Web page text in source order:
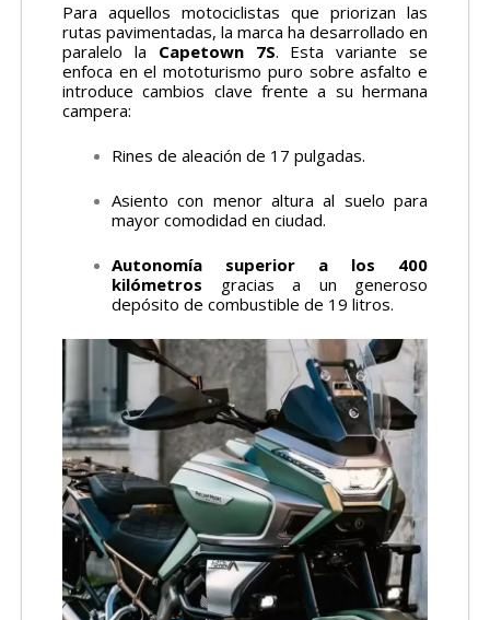
Para aquellos motociclistas que priorizan las
rutas pavimentadas, la marca ha desarrollado en
paralelo la Capetown 7S. Esta variante se
enfoca en el mototurismo puro sobre asfalto e
introduce cambios clave frente a su hermana
campera:
Rines de aleación de 17 pulgadas.
Asiento con menor altura al suelo para
mayor comodidad en ciudad.
Autonomía superior a los 400
kilómetros gracias a un generoso
depósito de combustible de 19 litros.